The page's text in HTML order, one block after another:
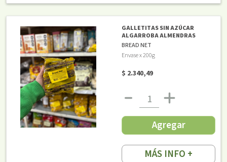
GALLETITAS SIN AZÚCAR
ALGARROBA ALMENDRAS
BREAD NET
Envase x 200g
$ 2.340,49
Agregar
MÁS INFO +